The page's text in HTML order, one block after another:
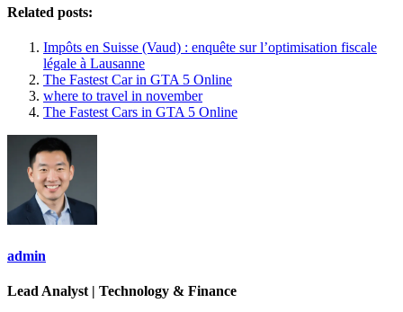
Related posts:
Impôts en Suisse (Vaud) : enquête sur l’optimisation fiscale
légale à Lausanne
The Fastest Car in GTA 5 Online
where to travel in november
The Fastest Cars in GTA 5 Online
admin
Lead Analyst | Technology & Finance